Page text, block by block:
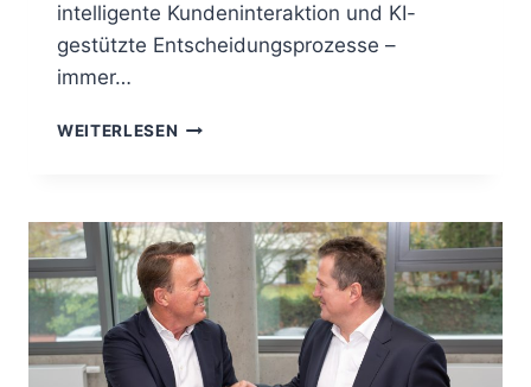
intelligente Kundeninteraktion und KI-
gestützte Entscheidungsprozesse –
immer…
WEITERLESEN
MIT
DEM
FINFLUENCER
CIRCLE